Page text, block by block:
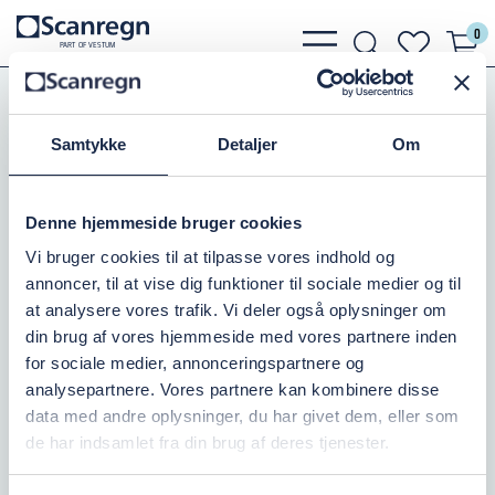
Samtykke Detaljer Om
Denne hjemmeside bruger cookies
Vi bruger cookies til at tilpasse vores indhold og
annoncer, til at vise dig funktioner til sociale medier og til
at analysere vores trafik. Vi deler også oplysninger om
din brug af vores hjemmeside med vores partnere inden
for sociale medier, annonceringspartnere og
analysepartnere. Vores partnere kan kombinere disse
data med andre oplysninger, du har givet dem, eller som
de har indsamlet fra din brug af deres tjenester.
PARTOF VESTUM
bars
light
search
light
heart 0
Koblinger
SVEJSESTUDS 63/63X135
Varenr.:
På lager: 10+
80,00 DKKinkl. moms
Læg i kurv